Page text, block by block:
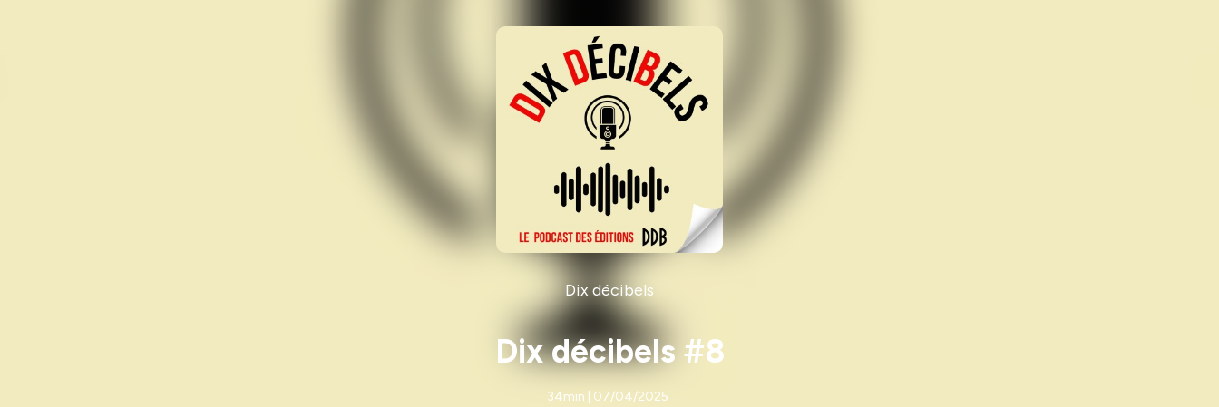
Dix décibels
Dix décibels #8
34min | 07/04/2025